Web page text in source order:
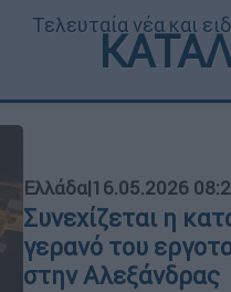
Τελευταία νέα και
Ελλάδα|16.05.2026
Συνεχίζεται η
γερανό του
στην Αλεξάνδρας